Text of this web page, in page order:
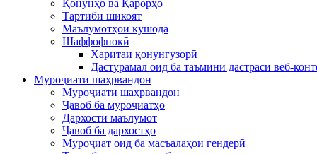
Қонунҳо ва Қарорҳо
Тартиби шикоят
Маълумотҳои кушода
Шаффофнокӣ
Харитаи қонунгузорӣ
Дастурамал оид ба таъмини дастраси веб-
Муроҷиати шаҳрвандон
Муроҷиати шаҳрвандон
Ҷавоб ба муроҷиатҳо
Дархости маълумот
Ҷавоб ба дархостҳо
Муроҷиат оид ба масъалаҳои гендерӣ